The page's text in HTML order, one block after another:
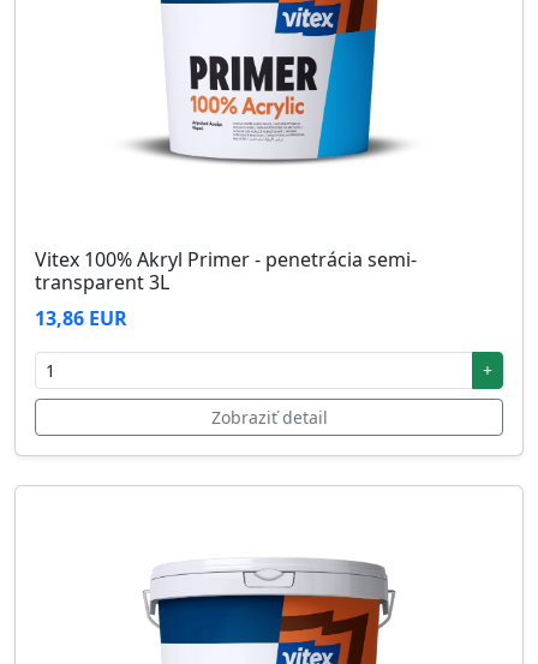
Vitex 100% Akryl Primer - penetrácia semi-
transparent 3L
13,86 EUR
+
Zobraziť detail